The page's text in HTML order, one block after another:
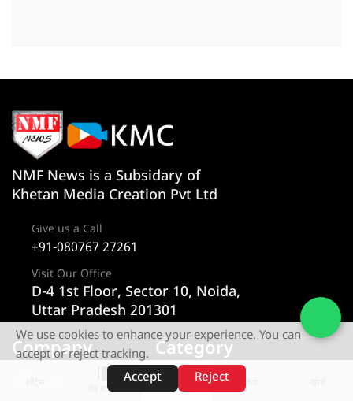
वेब स्टोरीज़
NMF News is a Subsidary of
Khetan Media Creation Pvt Ltd
Give us a Call
+91-080767 27261
Visit Our Office
D-4 1st Floor, Sector 10, Noida,
Uttar Pradesh 201301
Company Category
न्यूज
We use cookies to enhance your experience. You can
accept or reject tracking.
Accept
Reject